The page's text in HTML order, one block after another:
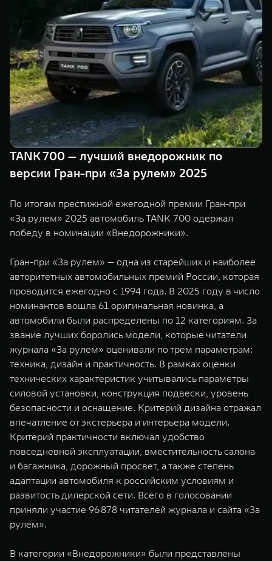
TANK 500
Веди за собой
от 6 499 000 ₽
TANK 700
Сила
от 10 199
WEY 07
Расширяя границы комфорта
от 6 149 000 ₽
WEY 05
Эстетика
от 5 699
WEY 80
Масштаб возможностей
от 6 449 000 ₽
Масштаб
от 8 099
Корпоративным клиентам
TANK ФИНАНСЫ
TANK Кредит
TANK Лизинг
TANK Страхование
Специальные предложения
Моторные масла
ЦИФРОВЫЕ СЕРВИСЫ TANK
Цифровые сервисы TANK
Подписки
TANK 700 — лучший внедорожник по
версии Гран-при «За рулем» 2025
По итогам престижной ежегодной премии Гран-при
«За рулем» 2025 автомобиль TANK 700 одержал
победу в номинации «Внедорожники».
Гран-при «За рулем» — одна из старейших и наиболее
авторитетных автомобильных премий России, которая
проводится ежегодно с 1994 года. В 2025 году в число
номинантов вошла 61 оригинальная новинка, а
автомобили были распределены по 12 категориям. За
звание лучших боролись модели, которые читатели
журнала «За рулем» оценивали по трем параметрам:
техника, дизайн и практичность. В рамках оценки
технических характеристик учитывались параметры
силовой установки, конструкция подвески, уровень
безопасности и оснащение. Критерий дизайна отражал
впечатление от экстерьера и интерьера модели.
Критерий практичности включал удобство
повседневной эксплуатации, вместительность салона
и багажника, дорожный просвет, а также степень
адаптации автомобиля к российским условиям и
развитость дилерской сети. Всего в голосовании
приняли участие 96 878 читателей журнала и сайта «За
рулем».
В категории «Внедорожники» были представлены